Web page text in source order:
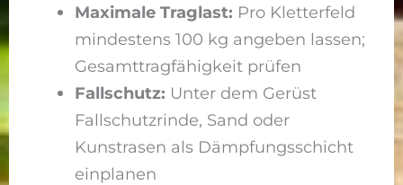
Maximale Traglast: Pro Kletterfeld
mindestens 100 kg angeben lassen;
Gesamttragfähigkeit prüfen
Fallschutz: Unter dem Gerüst
Fallschutzrinde, Sand oder
Kunstrasen als Dämpfungsschicht
einplanen